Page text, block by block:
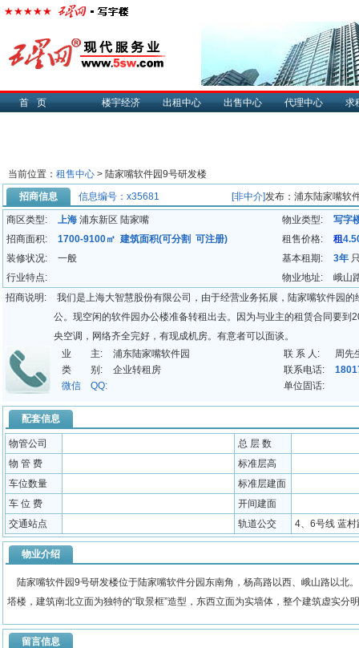
首页 楼宇经济 出租中心 出售中心 代理中心 求
当前位置： 租售中心 > 陆家嘴软件园9号研发楼
招商信息
信息编号：x35681 [非中介]发布：浦东陆家嘴软
商区类型: 上海 浦东新区 陆家嘴 物业类型:
写字
招商面积:
1700-9100㎡ 建筑面积(可分割 可注册) 租售价格: 租
装修状况:
一般 基本租期: 3年
行业特点:
物业地址:
峨山
招商说明:
我们是上海大智慧股份有限公司，由于经营业务拓展，陆家嘴软件园
公。现空闲的软件园办公楼准备转租出去。因为与业主的租赁合同要
央空调，网络齐全完好，有现成机房。有意者可以面谈。
业 主:
浦东陆家嘴软件园 联 系 人:
周先
类 别:
企业转租房 联系电话:
微信 QQ:
单位固话:
配套信息
物管公司
总 层 数
物 管 费
标准层高
车位数量
标准层建面
车 位 费
开间建面
交通站点
轨道公交 4、6号线 蓝村
物业介绍
陆家嘴软件园9号研发楼位于陆家嘴软件分园东南角，杨高路以西、峨山路以北
塔楼，建筑南北立面为独特的“取景框”造型，东西立面为实墙体，整个建筑虚实分
留言信息